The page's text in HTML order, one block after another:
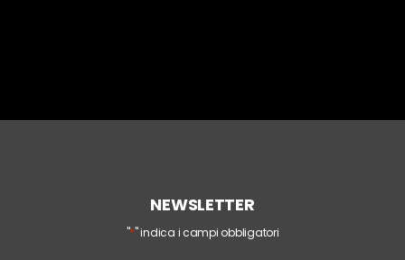
NEWSLETTER
"*" indica i campi obbligatori